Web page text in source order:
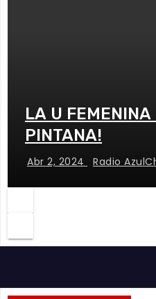
LA U
PINTANA!
Abr 2, 2024 Radio